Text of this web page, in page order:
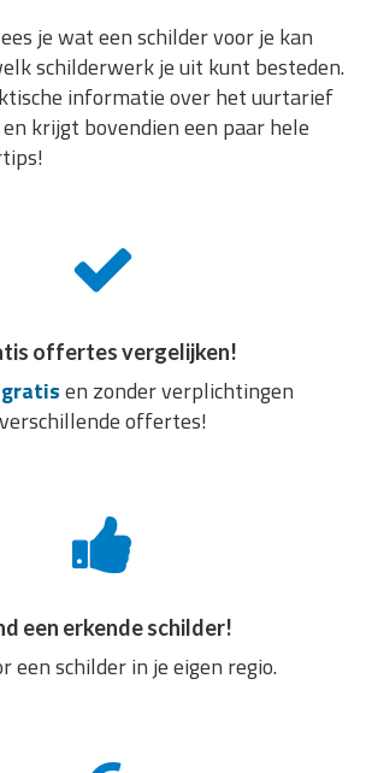
je wat een schilder voor je kan
schilderwerk je uit kunt besteden.
informatie over het uurtarief
krijgt bovendien een paar hele
offertes vergelijken!
en zonder verplichtingen
verschillende offertes!
een erkende schilder!
een schilder in je eigen regio.